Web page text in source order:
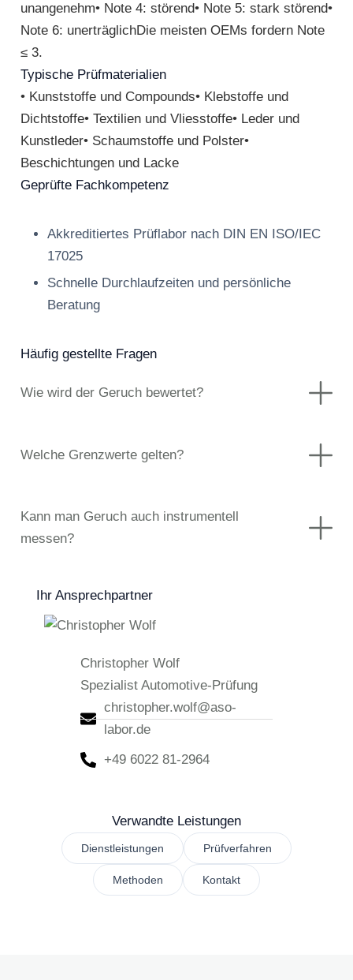
unangenehm• Note 4: störend• Note 5: stark störend•
Note 6: unerträglichDie meisten OEMs fordern Note
≤ 3.
Typische Prüfmaterialien
• Kunststoffe und Compounds• Klebstoffe und
Dichtstoffe• Textilien und Vliesstoffe• Leder und
Kunstleder• Schaumstoffe und Polster•
Beschichtungen und Lacke
Geprüfte Fachkompetenz
Akkreditiertes Prüflabor nach DIN EN ISO/IEC
17025
Schnelle Durchlaufzeiten und persönliche
Beratung
Häufig gestellte Fragen
Wie wird der Geruch bewertet?
Welche Grenzwerte gelten?
Kann man Geruch auch instrumentell
messen?
Ihr Ansprechpartner
Christopher Wolf
Spezialist Automotive-Prüfung
christopher.wolf@aso-
labor.de
+49 6022 81-2964
Verwandte Leistungen
Dienstleistungen Prüfverfahren
Methoden Kontakt